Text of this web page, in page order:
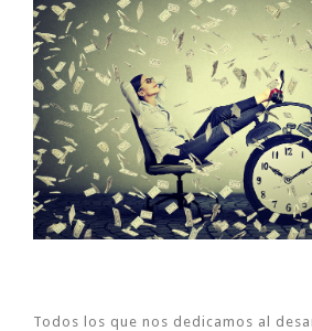
Todos los que nos dedicamos al